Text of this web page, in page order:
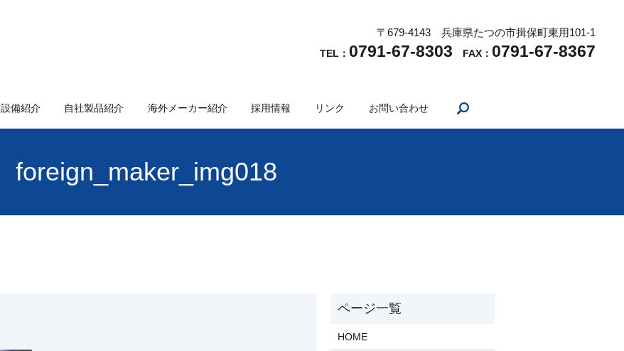
〒679-4143 兵庫県たつの市揖保町東用101-1
TEL： 0791-67-8303 FAX： 0791-67-8367
設備紹介 自社製品紹介 海外メーカー紹介 採用情報 リンク お問い合わせ
foreign_maker_img018
HOME